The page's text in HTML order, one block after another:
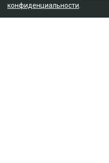
конфиденциальности